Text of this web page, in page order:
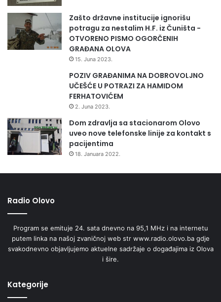
Zašto državne institucije ignorišu
potragu za nestalim H.F. iz Čuništa -
OTVORENO PISMO OGORČENIH
GRAĐANA OLOVA
15. Juna 2023.
POZIV GRAĐANIMA NA DOBROVOLJNO
UČEŠĆE U POTRAZI ZA HAMIDOM
FERHATOVIĆEM
2. Juna 2023.
Dom zdravlja sa stacionarom Olovo
uveo nove telefonske linije za kontakt s
pacijentima
18. Januara 2022.
Radio Olovo
Program se emituje 24. sata dnevno na 95,1 MHz i na internetu
putem linka na našoj zvaničnoj web str www.radio.olovo.ba gdje
svakodnevno objavljujemo aktuelne sadržaje o događajima iz Olova
i šire.
Kategorije